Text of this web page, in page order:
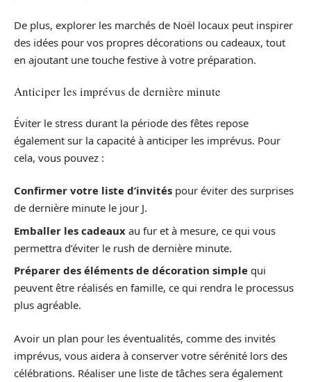
De plus, explorer les marchés de Noël locaux peut inspirer
des idées pour vos propres décorations ou cadeaux, tout
en ajoutant une touche festive à votre préparation.
Anticiper les imprévus de dernière minute
Éviter le stress durant la période des fêtes repose
également sur la capacité à anticiper les imprévus. Pour
cela, vous pouvez :
Confirmer votre liste d’invités pour éviter des surprises
de dernière minute le jour J.
Emballer les cadeaux au fur et à mesure, ce qui vous
permettra d’éviter le rush de dernière minute.
Préparer des éléments de décoration simple qui
peuvent être réalisés en famille, ce qui rendra le processus
plus agréable.
Avoir un plan pour les éventualités, comme des invités
imprévus, vous aidera à conserver votre sérénité lors des
célébrations. Réaliser une liste de tâches sera également